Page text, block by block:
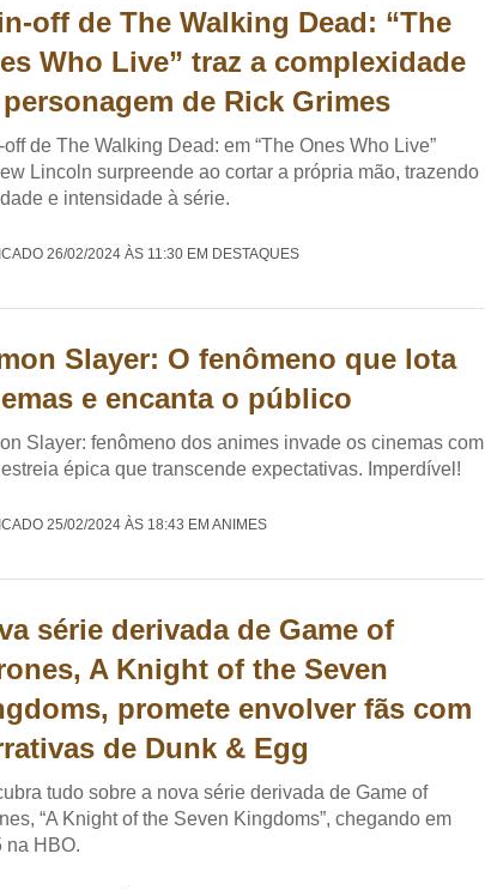
off de The Walking Dead: “The
Who Live” traz a complexidade
de Rick Grimes
off de The Walking Dead: em “The Ones Who Live”
Lincoln surpreende ao cortar a própria mão, trazendo
e intensidade à série.
26/02/2024 ÀS 11:30 EM DESTAQUES
Slayer: O fenômeno que lota
e encanta o público
Slayer: fenômeno dos animes invade os cinemas com
épica que transcende expectativas. Imperdível!
25/02/2024 ÀS 18:43 EM ANIMES
série derivada de Game of
A Knight of the Seven
promete envolver fãs com
de Dunk & Egg
tudo sobre a nova série derivada de Game of
“A Knight of the Seven Kingdoms”, chegando em
na HBO.